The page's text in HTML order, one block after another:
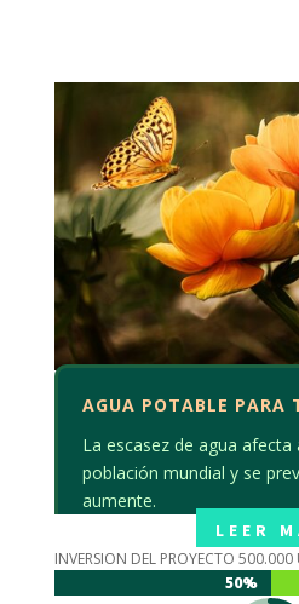
AGUA POTABLE PARA
La escasez de agua afecta
población mundial y se
aumente.
LEER
INVERSION DEL PROYECTO 500.000
50%
50%